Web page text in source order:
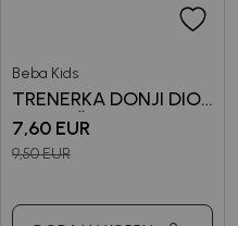
Beba Kids
TRENERKA DONJI DIO
ZA DJEČAKE BASIC
7,60 EUR
9,50EUR